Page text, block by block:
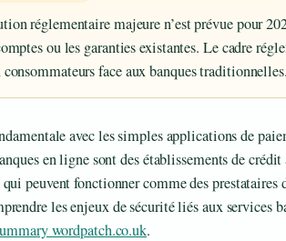
réglementaire majeure n’est prévue pour
ou les garanties existantes. Le cadre
face aux banques
avec les simples applications de
en ligne sont des établissements de
qui peuvent fonctionner comme des prestataires
les enjeux de sécurité liés aux services
wordpatch.co.uk.